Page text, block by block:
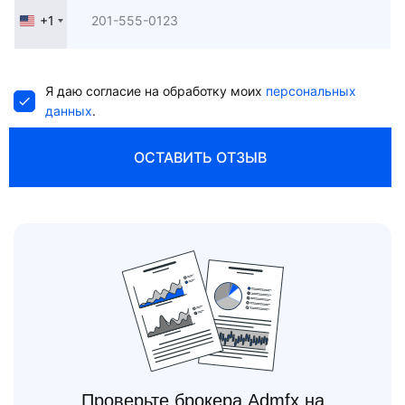
United
+1
Я даю согласие на обработку моих персональных
данных.
ОСТАВИТЬ ОТЗЫВ
Проверьте брокера Admfx на